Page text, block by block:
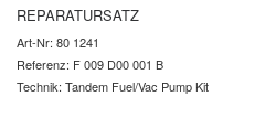
REPARATURSATZ
Art-Nr: 80 1241
Referenz: F 009 D00 001 B
Technik: Tandem Fuel/Vac Pump Kit